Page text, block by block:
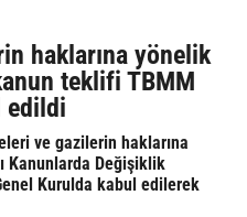
haklarına yönelik
teklifi TBMM
edildi
ve gazilerin haklarına
Kanunlarda Değişiklik
Kurulda kabul edilerek